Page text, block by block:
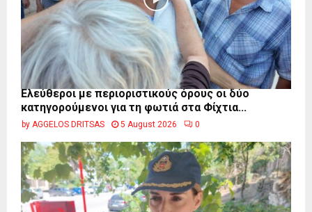
Ελεύθεροι με περιοριστικούς όρους οι δύο
κατηγορούμενοι για τη φωτιά στα Φίχτια...
by AGGELOS DRITSAS 5 August 2026 0